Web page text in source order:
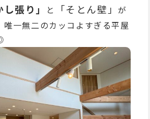
し張り」 と 「そとん壁」が
唯一無二のカッコよすぎる平屋